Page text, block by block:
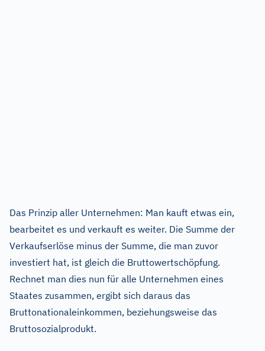
Das Prinzip aller Unternehmen: Man kauft etwas ein,
bearbeitet es und verkauft es weiter. Die Summe der
Verkaufserlöse minus der Summe, die man zuvor
investiert hat, ist gleich die Bruttowertschöpfung.
Rechnet man dies nun für alle Unternehmen eines
Staates zusammen, ergibt sich daraus das
Bruttonationaleinkommen, beziehungsweise das
Bruttosozialprodukt.